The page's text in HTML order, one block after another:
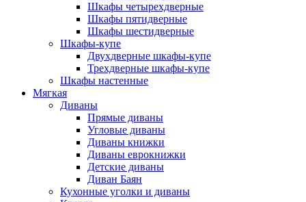
Шкафы четырехдверные
Шкафы пятидверные
Шкафы шестидверные
Шкафы-купе
Двухдверные шкафы-купе
Трехдверные шкафы-купе
Шкафы настенные
Мягкая
Диваны
Прямые диваны
Угловые диваны
Диваны книжки
Диваны еврокнижки
Детские диваны
Диван Баян
Кухонные уголки и диваны